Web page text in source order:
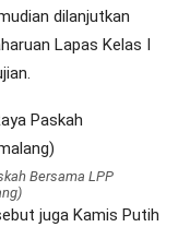
dilanjutkan
Lapas Kelas I
Bersama LPP
juga Kamis Putih